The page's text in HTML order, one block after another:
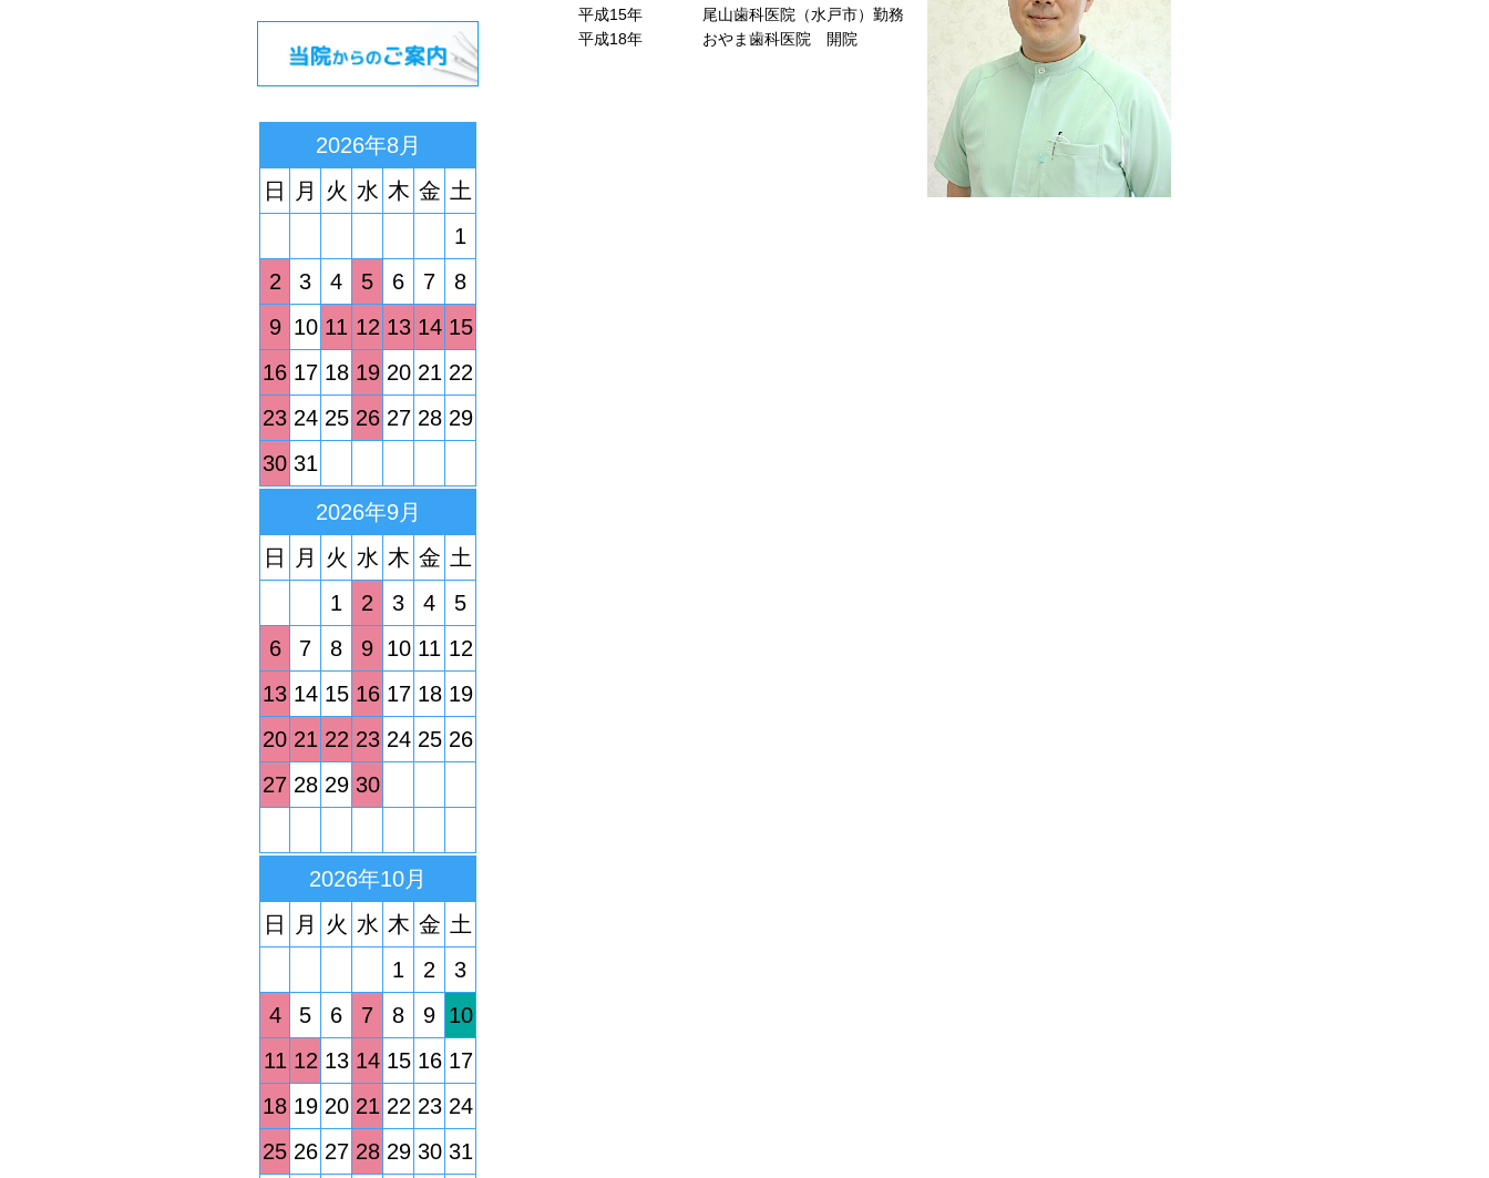
平成15年
尾山歯科医院（水戸市）勤務
平成18年
おやま歯科医院 開院
2026年8月
日
月 火 水 木 金 土
1
2
3 4 5 6 7
8
9 10 11 12 13 14 15
16 17 18 19 20 21 22
23 24 25 26 27 28 29
30 31
2026年9月
日
月 火 水 木 金 土
1
2 3 4
5
6
7 8 9 10 11 12
13 14 15 16 17 18 19
20 21 22 23 24 25 26
27 28 29 30
2026年10月
日
月 火 水 木 金 土
1
2
3
4
5 6 7 8 9 10
11 12 13 14 15 16 17
18 19 20 21 22 23 24
25 26 27 28 29 30 31